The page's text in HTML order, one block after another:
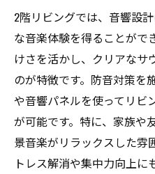
2階リビングでは、音響設
な音楽体験を得ることがで
けさを活かし、クリアなサ
のが特徴です。防音対策を
や音響パネルを使ってリビ
が可能です。特に、家族や
景音楽がリラックスした雰
トレス解消や集中力向上